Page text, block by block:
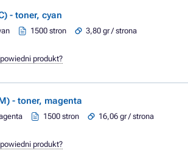
- toner, cyan
1500 stron
3,80 gr / strona
produkt?
- toner, magenta
1500 stron
16,06 gr / strona
produkt?